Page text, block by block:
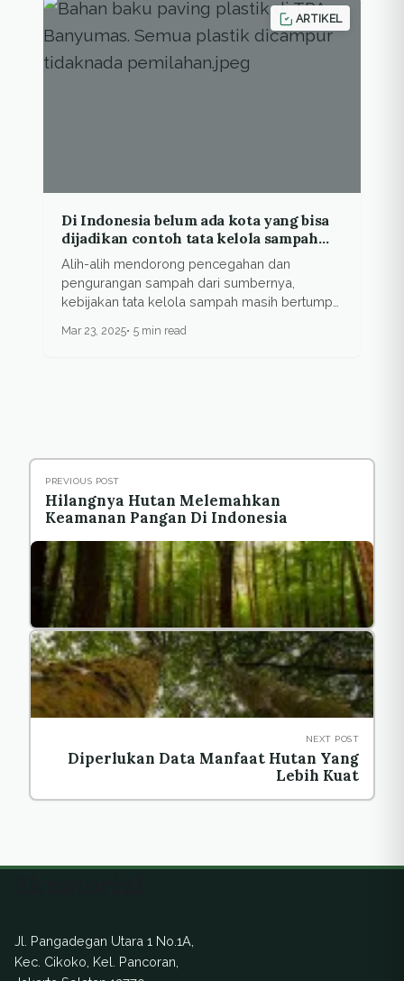
ARTIKEL
Di Indonesia belum ada kota yang bisa
dijadikan contoh tata kelola sampah
yang baik
Alih-alih mendorong pencegahan dan
pengurangan sampah dari sumbernya,
kebijakan tata kelola sampah masih bertumpu
Mar 23, 2025 5 min read
PREVIOUS POST
Hilangnya Hutan Melemahkan
Keamanan Pangan Di Indonesia
NEXT POST
Diperlukan Data Manfaat Hutan Yang
Lebih Kuat
Jl. Pangadegan Utara 1 No.1A,
Kec. Cikoko, Kel. Pancoran,